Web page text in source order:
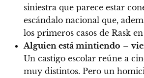
siniestra que parece estar
escándalo nacional que,
los primeros casos de Rask
Alguien está mintiendo –
Un castigo escolar reúne a
muy distintos. Pero un